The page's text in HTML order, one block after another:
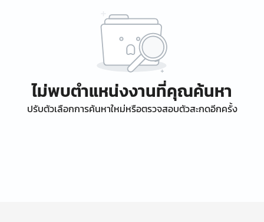
ไม่พบตำแหน่งงานที่คุณค้นหา
ปรับตัวเลือกการค้นหาใหม่หรือตรวจสอบตัวสะกดอีกครั้ง